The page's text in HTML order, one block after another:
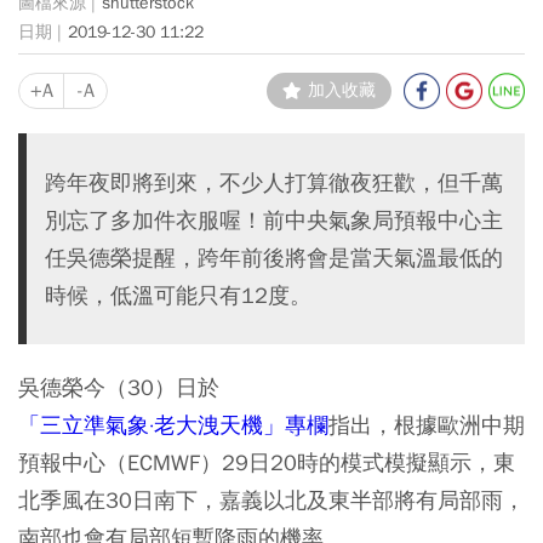
2019-12-30 11:22
+A -A 加入收藏
跨年夜即將到來，不少人打算徹夜狂歡，但千萬
別忘了多加件衣服喔！前中央氣象局預報中心主
任吳德榮提醒，跨年前後將會是當天氣溫最低的
時候，低溫可能只有12度。
吳德榮今（30）日於
「三立準氣象·老大洩天機」專欄指出，根據歐洲中期
預報中心（ECMWF）29日20時的模式模擬顯示，東
北季風在30日南下，嘉義以北及東半部將有局部雨，